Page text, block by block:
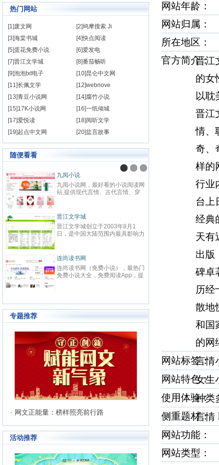
热门网站
[1]废文网
[2]鸠摩搜索 Ji
[3]海棠书城
[4]快点阅读
[5]蛋花免费小说
[6]爱发电
[7]晋江文学城
[8]番茄畅听
[9]泡泡txt电子
[10]昆仑中文网
[11]长佩文学
[12]webnove
[13]青豆小说网
[14]腐竹小说
[15]17K小说网
[16]一纸倾城
[17]爱悦读
[18]阅听文学
[19]起点中文网
[20]盐言故事
随便看看
九阅小说
九阅小说网，最好看的小说阅读网
站,提供现代言情、古代言情、穿
强、免费小说等在线阅读。每日最
快更新,页面简洁,访问速度快
纵横
网站
致力
鼎、
最具
与史
化
有“
优秀
读
编、
显著
部，
创文
晋江文学城
晋江文学城创立于2003年8月1
日，是中国大陆范围内最具影响力
耽美、爱情等原创网络小说而著
名。 截止到2015年3月31日，晋
江文学城拥有在线作品177万余
部，穿越、言情、影视、都市爱
的这种不落窠臼的行事作风也在行
和两万余名签约作者在这个平台上
日更不辍，为广大网络文学爱好者
献上了一部又一部可以堪称经典的
网络文学著作。其中得以出版作品
的作者达到3000人，每天有近1万
新用户注册、750部新作品诞生，
两本新书被成功代理出版，上百部
作品签约影视，过万部作品引入手
机分销渠道，其口碑卓著的良心服
立起极高声望。 历经十二年的风
雨，晋江文学城已经从一个简单的
文学爱好者的集散地快速且稳健地
成长为行业内的翘楚，为1300万
来自不同地区和国家的注册用户突
破地区、种族、语言和国家的障碍
聚集在这里的网络文学同好们构建
起创作交流与沟通的平台。
起点
立于
创文
字
下。
学作
大成
连尚读书网
连尚读书网（免费小说），最热门
免费小说大全，免费阅读App，提
红袖
红袖
全球
拥有
准的
240
文、
记等
写作
有长
万部
5600
专题推荐
· 网文正能量：榜样照亮前行路
活动推荐
网站年龄：
网站归属：
所在地区
官方简介
晋江
的女
以耽
晋江
情、
奇、
样的
行业
台上
经典
天有
出版
碑卓
历经
散地
和国
的网
网站标签
言情
网站特色
女
使用体验
种类
侧重题材
言
网站功能：
网站类型：